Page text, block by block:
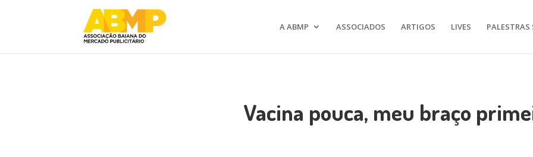
A ABMP ASSOCIADOS ARTIGOS LIVES PALESTRAS
Vacina pouca, meu braço